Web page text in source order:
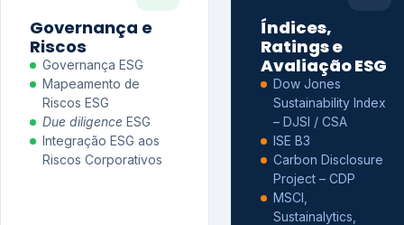
Governança e
Riscos
Governança ESG
Mapeamento de
Riscos ESG
Due diligence ESG
Integração ESG aos
Riscos Corporativos
Índices,
Ratings e
Avaliação ESG
Dow Jones
Sustainability Index
– DJSI / CSA
ISE B3
Carbon Disclosure
Project – CDP
MSCI,
Sustainalytics,